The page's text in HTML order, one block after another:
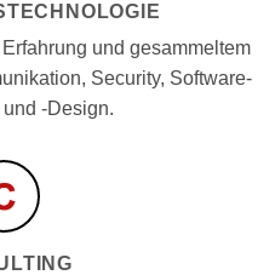
und gesammeltem
Security, Software-
-Design.